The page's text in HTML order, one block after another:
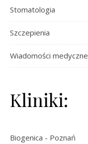
Stomatologia
Szczepienia
Wiadomości medyczne
Kliniki:
Biogenica - Poznań